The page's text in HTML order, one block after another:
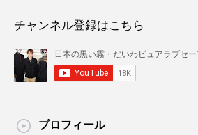
チャンネル登録はこちら
プロフィール